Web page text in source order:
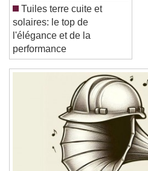
End of dialog window.
Tuiles terre cuite et
solaires: le top de
l'élégance et de la
performance